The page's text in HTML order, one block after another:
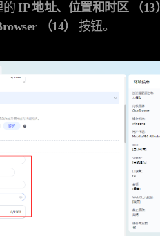
的IP 地址、位置和时区 （
（14） 按钮。